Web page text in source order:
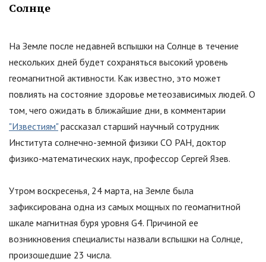
Солнце
На Земле после недавней вспышки на Солнце в течение
нескольких дней будет сохраняться высокий уровень
геомагнитной активности. Как известно, это может
повлиять на состояние здоровье метеозависимых людей. О
том, чего ожидать в ближайшие дни, в комментарии
"Известиям"рассказал старший научный сотрудник
Института солнечно-земной физики СО РАН, доктор
физико-математических наук, профессор Сергей Язев.
Утром воскресенья, 24 марта, на Земле была
зафиксирована одна из самых мощных по геомагнитной
шкале магнитная буря уровня G4. Причиной ее
возникновения специалисты назвали вспышки на Солнце,
произошедшие 23 числа.